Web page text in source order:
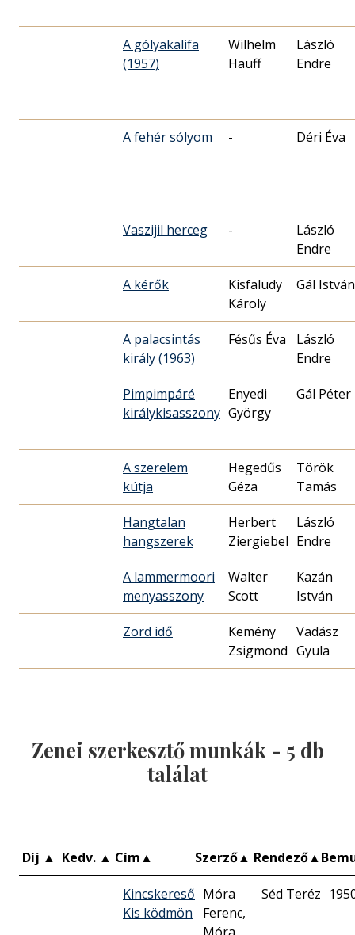
A gólyakalifa
(1957)
Wilhelm
Hauff
László
Endre
A fehér sólyom - Déri Éva
Vaszijil herceg -
László
Endre
A kérők
Kisfaludy
Károly
Gál István
A palacsintás
király (1963)
Fésűs Éva
László
Endre
Pimpimpáré
királykisasszony
Enyedi
György
Gál Péter
A szerelem
kútja
Hegedűs
Géza
Török
Tamás
Hangtalan
hangszerek
Herbert
Ziergiebel
László
Endre
A lammermoori
menyasszony
Walter
Scott
Kazán
István
Zord idő
Kemény
Zsigmond
Vadász
Gyula
Zenei szerkesztő munkák - 5 db
találat
Díj ▲ Kedv. ▲ Cím▲ Szerző▲ Rendező▲
Kincskereső
Kis ködmön
Móra
Ferenc,
Séd Teréz